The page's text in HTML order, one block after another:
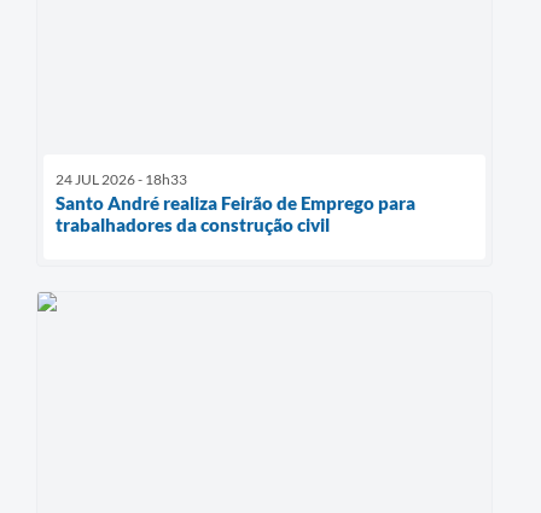
24 JUL 2026 - 18h33
Santo André realiza Feirão de Emprego para
trabalhadores da construção civil